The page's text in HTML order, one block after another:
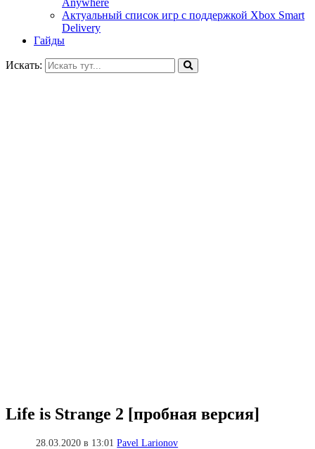
Anywhere
Актуальный список игр с поддержкой Xbox Smart
Delivery
Гайды
Искать:
Life is Strange 2 [пробная версия]
28.03.2020 в 13:01Pavel Larionov